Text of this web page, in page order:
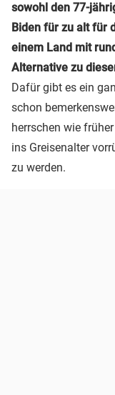
sowohl den 77-
Biden für zu alt für
einem Land mit
Alternative zu
Dafür gibt es ein
schon
herrschen wie
ins Greisenalter
zu werden.